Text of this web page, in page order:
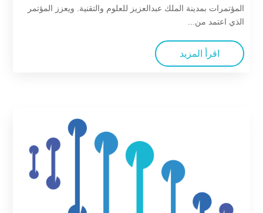
المؤتمرات بمدينة الملك عبدالعزيز للعلوم والتقنية. ويعزز المؤتمر
الذي اعتمد من...
اقرأ المزيد